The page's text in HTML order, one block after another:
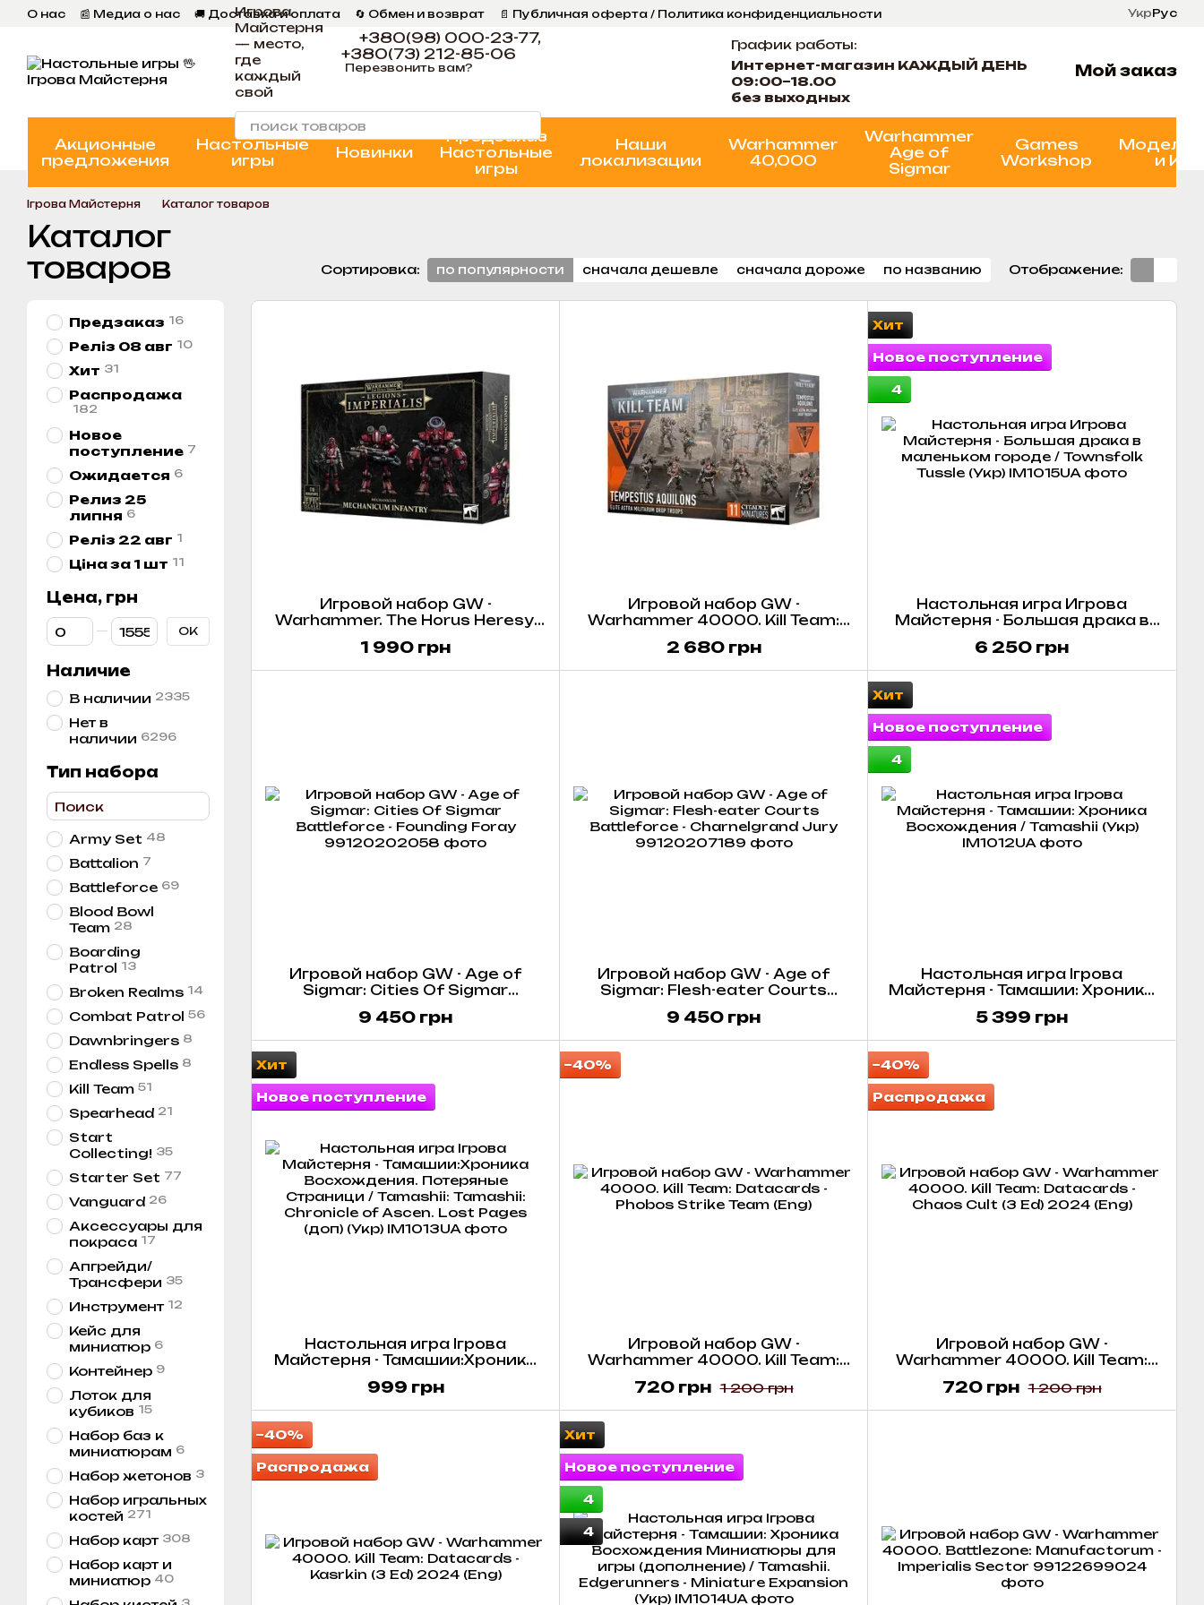
Перейти к основному контенту
О нас 📰 Медиа о нас 🚚 Доставка и оплата 🔄 Обмен и возврат
📄 Публичная оферта / Политика конфиденциальности
📄 Пользовательское соглашение
💬 Отзывы 📝 Блог 📞 Контакты Ігрова Майстерня
УкрРус
Игрова
Майстерня
— место,
где
каждый
свой
+380(98) 000-23-77,
+380(73) 212-85-06
Перезвонить вам?
График работы:
Интернет-магазин КАЖДЫЙ ДЕНЬ
09:00–18.00
без выходных
Мой заказ
Акционные
предложения
Настольные
игры
Новинки
Предзаказ
Настольные
игры
Наши
локализации
Warhammer
40,000
Warhammer
Age of
Sigmar
Games
Workshop
и
Ігрова Майстерня Каталог товаров
Каталог
товаров
Сортировка: по популярности сначала дешевле сначала дороже по названию Отображение:
Игровой набор GW -
Warhammer. The Horus Heresy.
Mechanicum Infantry
1 990 грн
Игровой набор GW -
Warhammer 40000. Kill Team:
2 680 грн
Хит
Новое поступление
4
Настольная игра Игрова
Майстерня - Большая драка в
Tussle (Укр)
6 250 грн
Игровой набор GW - Age of
Sigmar: Cities Of Sigmar
9 450 грн
Игровой набор GW - Age of
Sigmar: Flesh-eater Courts
9 450 грн
Хит
Новое поступление
4
Настольная игра Ігрова
Майстерня - Тамашии: Хроника
5 399 грн
Хит
Новое поступление
Настольная игра Ігрова
Майстерня - Тамашии:Хроника
Страници / Tamashii: Tamashii:
Chronicle of Ascen. Lost Pages
999 грн
−40%
Игровой набор GW -
Warhammer 40000. Kill Team:
(Eng)1 200 грн
720 грн
−40%
Распродажа
Игровой набор GW -
Warhammer 40000. Kill Team:
2024 (Eng)1 200 грн
720 грн
−40%
Распродажа
Хит
Новое поступление
4
4
Предзаказ 16
Реліз 08 авг 10
Хит 31
Распродажа
182
Новое
поступление 7
Ожидается 6
Релиз 25
липня 6
Реліз 22 авг 1
Ціна за 1 шт 11
Цена, грн
От Цена, грн
До Цена, грн OK
Наличие
В наличии 2335
Нет в
наличии 6296
Тип набора
Army Set 48
Battalion 7
Battleforce 69
Blood Bowl
Team 28
Boarding
Patrol 13
Broken Realms 14
Combat Patrol 56
Dawnbringers 8
Endless Spells 8
Kill Team 51
Spearhead 21
Start
Collecting! 35
Starter Set 77
Vanguard 26
Аксессуары для
покраса 17
Апгрейди/
Трансфери 35
Инструмент 12
Кейс для
миниатюр 6
Контейнер 9
Лоток для
кубиков 15
Набор баз к
миниатюрам 6
Набор жетонов 3
Набор игральных
костей 271
Набор карт 308
Набор карт и
миниатюр 40